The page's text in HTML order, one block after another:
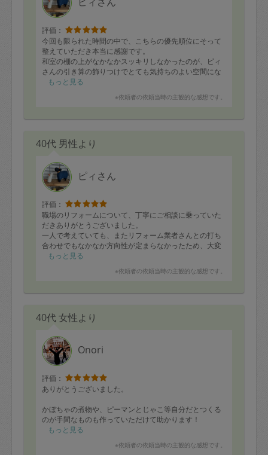
評価：
今回も限られた時間の中で、こちらの優先順位にそって
整えていただき本当に感謝です。
和室の棚の上がなかなかスッキリしなかったのが、ピィ
さんの引き算の飾りつけでとても気持ちのよい空間にな
りました。
も相談しましたが、収納ポールの配置など、生活動線や
で、なるほどそういう使い方もあるのねと本当にために
ました。
残りの時間で和室を整えていただきましたが、お部屋だ
けではなく頭の中まで整理できた感じがします。
毎回本当に来て頂いて良かった〜という気持ちになり、
またピィさんの優しい笑顔とお声かけに癒されて、翌日
から頑張る意欲にも繋がりました！ありがとうございま
す。また機会がありましたら宜しくお願いいたします。
もっと見る
※依頼者の依頼当時の主観的な感想です。
40代 男性より
ピィさん
評価：
職場のリフォームについて、丁寧にご相談に乗っていた
だきありがとうございました。
一人で考えていても、またリフォーム業者さんとの打ち
合わせでもなかなか方向性が定まらなかったため、大変
助かりました。
もっと見る
※依頼者の依頼当時の主観的な感想です。
40代 女性より
Onori
評価：
ありがとうございました。
かぼちゃの煮物や、ピーマンとじゃこ等自分だとつくる
のが手間なものも作っていただけて助かります！
もっと見る
※依頼者の依頼当時の主観的な感想です。